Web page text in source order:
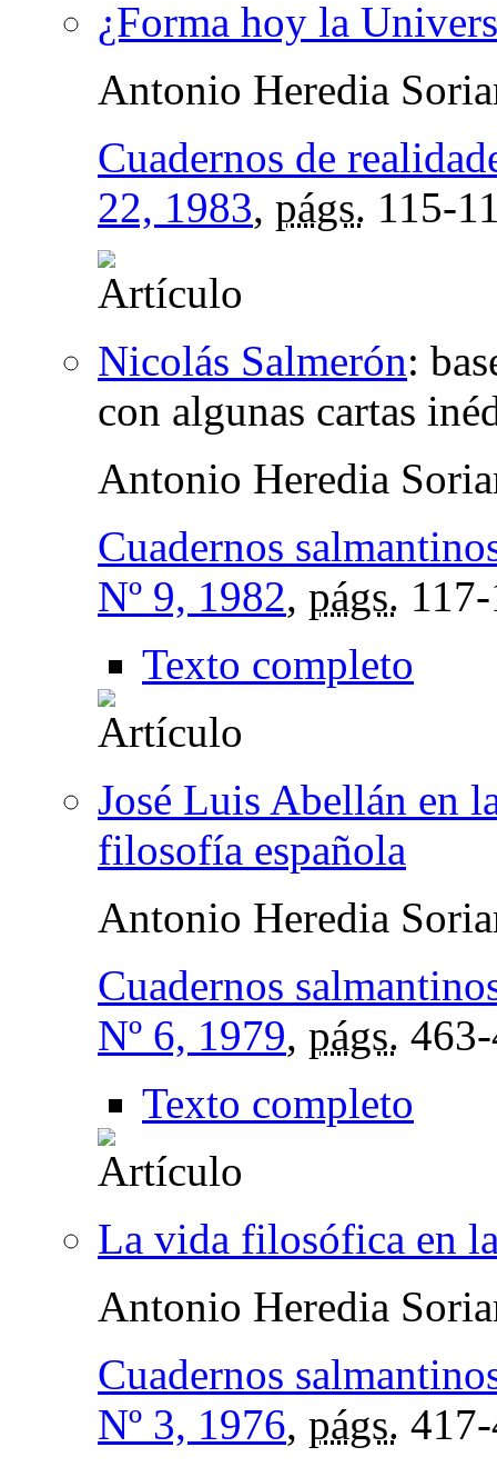
¿Forma hoy la
Antonio Heredia
Cuadernos de
22, 1983, págs. 115-
Nicolás Salmerón:
con algunas cartas
Antonio Heredia
Cuadernos
Nº 9, 1982, págs.
Texto completo
José Luis Abellán en
filosofía española
Antonio Heredia
Cuadernos
Nº 6, 1979, págs.
Texto completo
La vida filosófica en
Antonio Heredia
Cuadernos
Nº 3, 1976, págs.